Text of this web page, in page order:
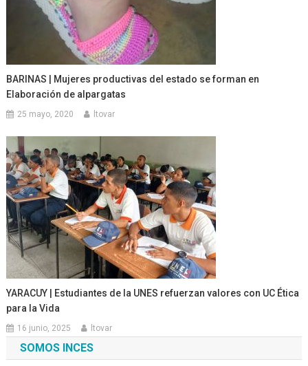
BARINAS | Mujeres productivas del estado se forman en
Elaboración de alpargatas
25 mayo, 2020 ltovar
YARACUY | Estudiantes de la UNES refuerzan valores con UC Ética
para la Vida
16 junio, 2025 ltovar
SOMOS INCES